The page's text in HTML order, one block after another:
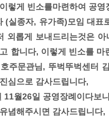
렇게 빈소를마련하여 공
(실종자, 유가족)모임 대
외롭게 보내드리는것은
합니다, 이렇게 빈소를
주문관님, 뚜벅뚜벅센터
심으로 감사드립니다,
11월26일 공영장례이다보
념해주시면 감사드립니다,